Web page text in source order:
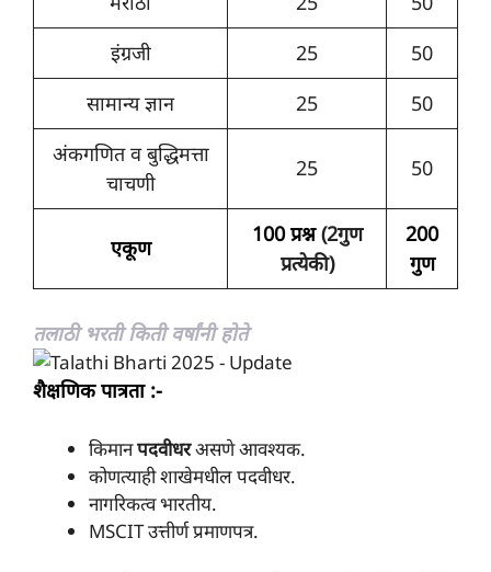
इंग्रजी
25
50
सामान्य ज्ञान
25
50
अंकगणित व बुद्धिमत्ता
चाचणी
25 50
एकूण
100 प्रश्न(2गुण
प्रत्येकी)
200
गुण
तलाठी भरती किती वर्षांनी होते
शैक्षणिक पात्रता :-
किमानपदवीधरअसणे आवश्यक.
कोणत्याही शाखेमधील पदवीधर.
नागरिकत्व भारतीय.
MSCIT उत्तीर्ण प्रमाणपत्र.